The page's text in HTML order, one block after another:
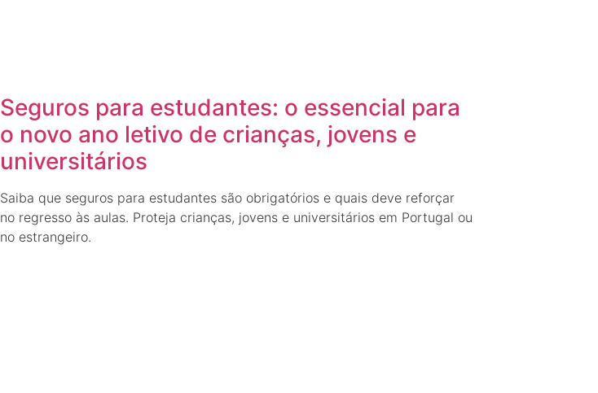
Seguros para estudantes: o essencial para
o novo ano letivo de crianças, jovens e
universitários
Saiba que seguros para estudantes são obrigatórios e quais deve reforçar
no regresso às aulas. Proteja crianças, jovens e universitários em Portugal ou
no estrangeiro.